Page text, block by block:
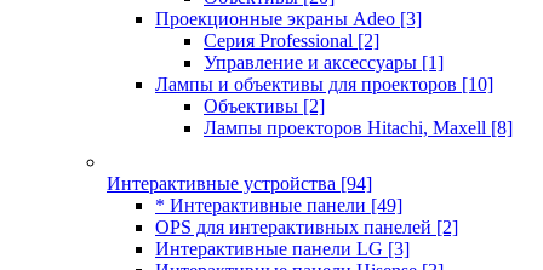
Проекционные экраны Adeo [3]
Серия Professional [2]
Управление и аксессуары [1]
Лампы и объективы для проекторов [10]
Объективы [2]
Лампы проекторов Hitachi, Maxell [8]
Интерактивные устройства [94]
* Интерактивные панели [49]
OPS для интерактивных панелей [2]
Интерактивные панели LG [3]